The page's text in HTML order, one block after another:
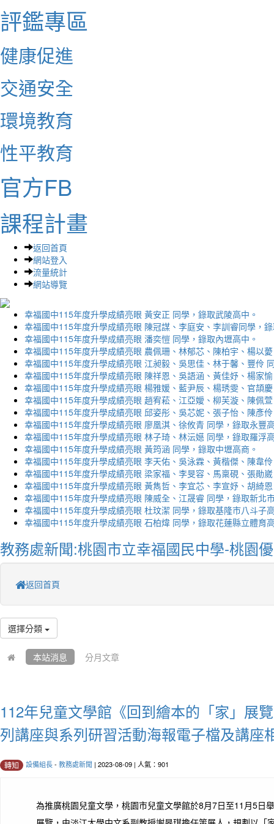
評鑑專區
健康促進
交通安全
環境教育
性平教育
官方FB
課程計畫
返回首頁
網站登入
流量統計
網站導覽
幸福國中115年度升學成績亮眼 黃安正 同學，錄取武陵高中。
幸福國中115年度升學成績亮眼 陳冠謀、李庭安、李訓睿同學，
幸福國中115年度升學成績亮眼 潘奕愷 同學，錄取內壢高中。
幸福國中115年度升學成績亮眼 農佩珊、林郁芯、陳柏宇、楊以
幸福國中115年度升學成績亮眼 江昶毅、吳思佳、林于馨、豐伶
幸福國中115年度升學成績亮眼 陳祥恩、吳語涵、黃佳妤、楊家
幸福國中115年度升學成績亮眼 楊雅媛、藍尹辰、楊琇雯、官頡
幸福國中115年度升學成績亮眼 趙宥菘、江亞嬡、柳芙漩、陳佩
幸福國中115年度升學成績亮眼 邱姿彤、吳芯妮、張子怡、陳彥
幸福國中115年度升學成績亮眼 廖凰淇、徐攸青 同學，錄取永豐
幸福國中115年度升學成績亮眼 林子琦、林沄嬨 同學，錄取羅浮
幸福國中115年度升學成績亮眼 黃筠涵 同學，錄取中壢高商。
幸福國中115年度升學成績亮眼 李天佑、吳泳霖、黃楷傑、陳韋
幸福國中115年度升學成績亮眼 梁家福、李旻容、馬稟硯、張勛
幸福國中115年度升學成績亮眼 黃雋哲、李宜芯、李宣妤、胡綺
幸福國中115年度升學成績亮眼 陳威全、江晟睿 同學，錄取新北
幸福國中115年度升學成績亮眼 杜玟潔 同學，錄取基隆市八斗子
幸福國中115年度升學成績亮眼 石柏煒 同學，錄取花蓮縣立體育
教務處新聞:桃園市立幸福國民中學-桃園
返回首頁
選擇分類
本站消息 分月文章
112年兒童文學館《回到繪本的「家」展
列講座與系列研習活動海報電子檔及講座
轉知 設備組長- 教務處新聞 | 2023-08-09 | 人氣：901
為推廣桃園兒童文學，桃園市兒童文學館於8月7日至11月5日